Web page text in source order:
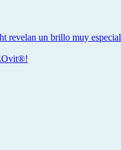
revelan un brillo muy